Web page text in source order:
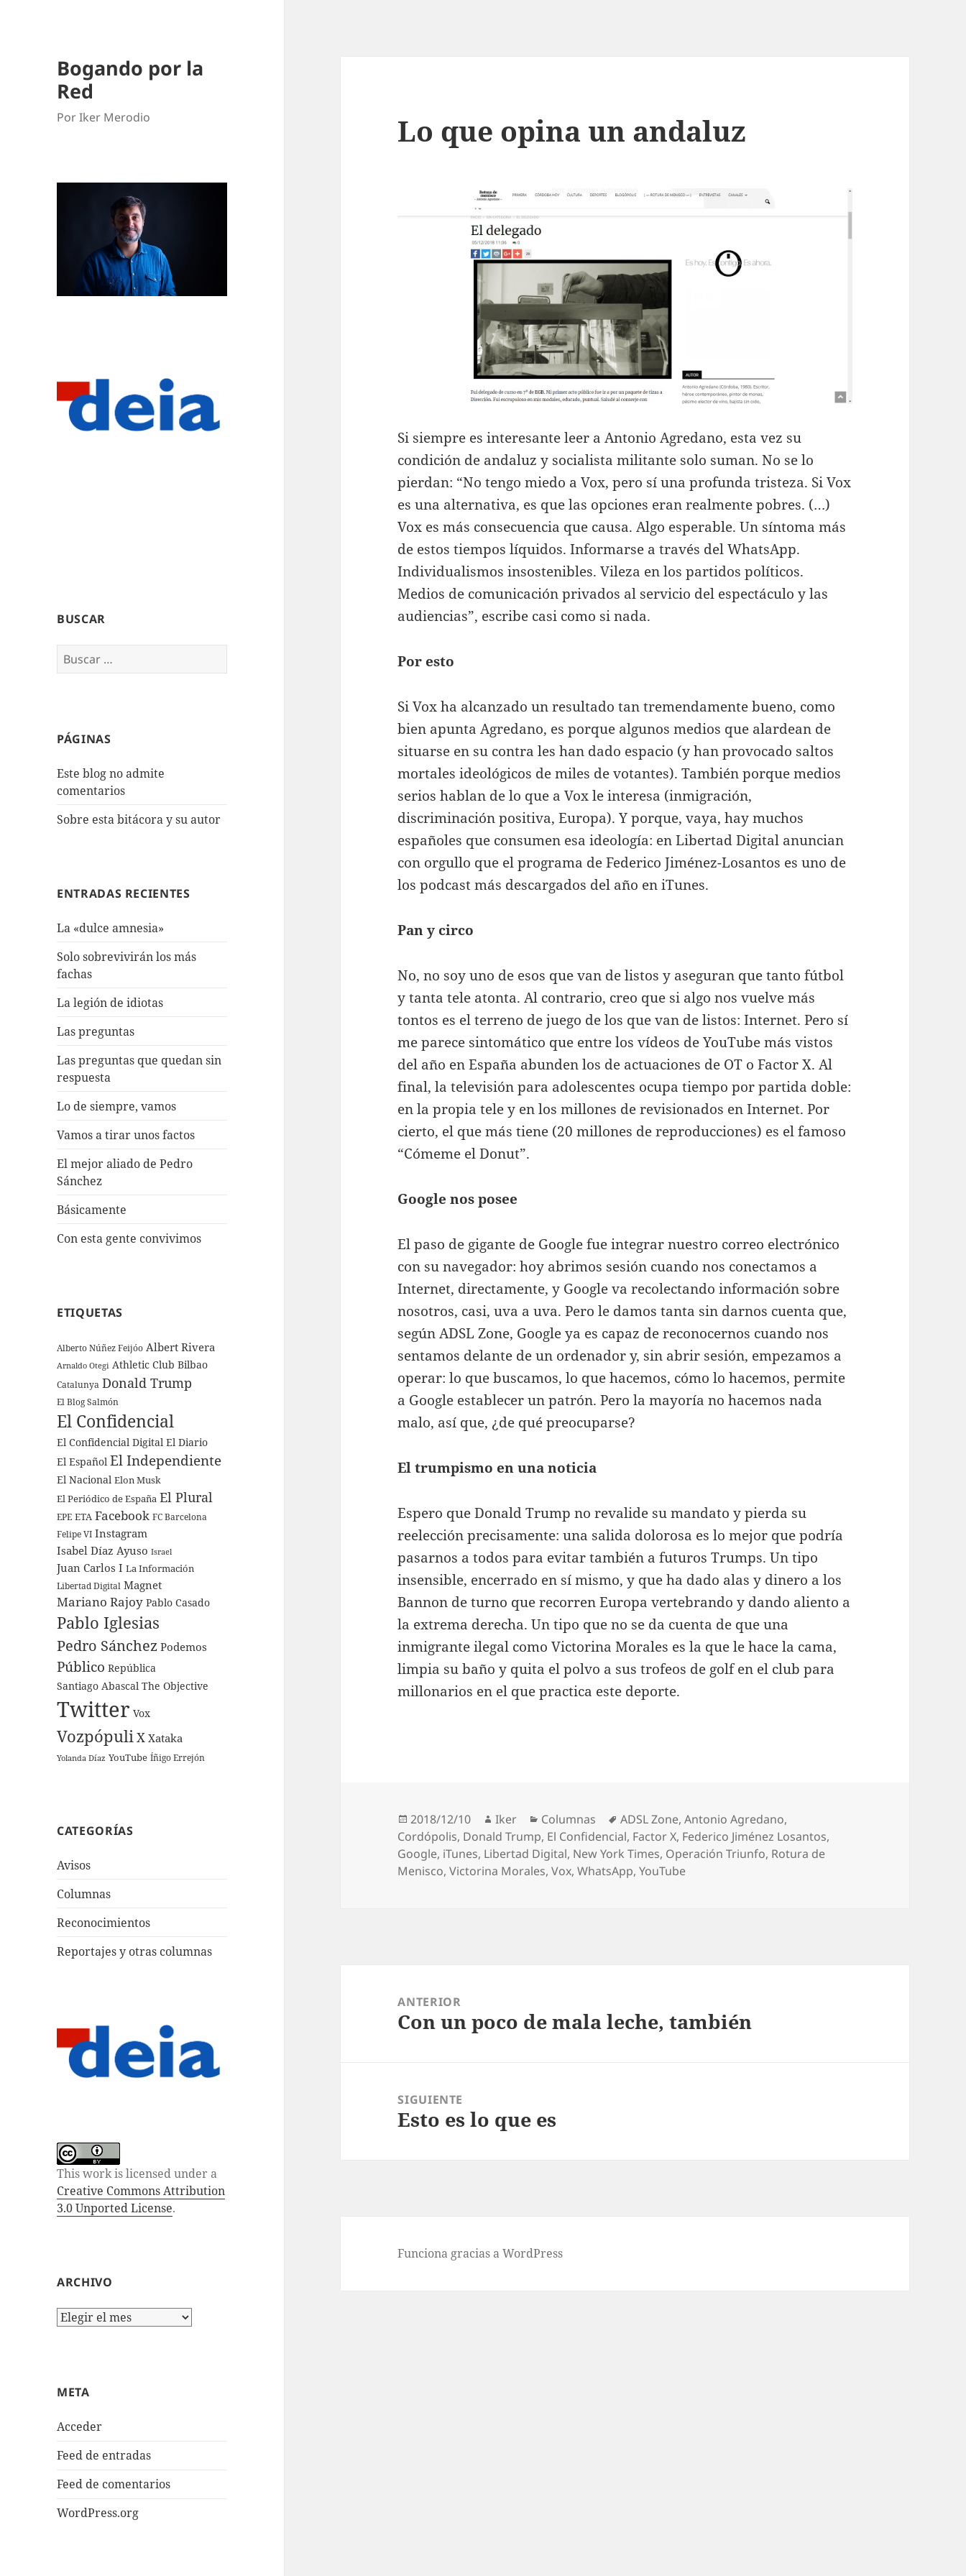
Bogando por la
Red
Por Iker Merodio
BUSCAR
Buscar:
PÁGINAS
Este blog no admite
comentarios
Sobre esta bitácora y su autor
ENTRADAS RECIENTES
La «dulce amnesia»
Solo sobrevivirán los más
fachas
La legión de idiotas
Las preguntas
Las preguntas que quedan sin
respuesta
Lo de siempre, vamos
Vamos a tirar unos factos
El mejor aliado de Pedro
Sánchez
Básicamente
Con esta gente convivimos
ETIQUETAS
Alberto Núñez Feijóo Albert Rivera
Arnaldo Otegi Athletic Club Bilbao
Catalunya Donald Trump
El Blog Salmón
El Confidencial
El Confidencial Digital El Diario
El Español El Independiente
El Nacional Elon Musk
El Periódico de España El Plural
EPE ETA Facebook FC Barcelona
Felipe VI Instagram
Isabel Díaz Ayuso Israel
Juan Carlos I La Información
Libertad Digital Magnet
Mariano Rajoy Pablo Casado
Pablo Iglesias
Pedro Sánchez Podemos
Público República
Santiago Abascal The Objective
Twitter Vox
Vozpópuli X Xataka
Yolanda Díaz YouTube Íñigo Errejón
CATEGORÍAS
Avisos
Columnas
Reconocimientos
Reportajes y otras columnas
This work is licensed under a
Creative Commons Attribution
3.0 Unported License.
ARCHIVO
Archivo
META
Acceder
Feed de entradas
Feed de comentarios
WordPress.org
Lo que opina un andaluz
Si siempre es interesante leer a Antonio Agredano, esta vez su
condición de andaluz y socialista militante solo suman. No se lo
pierdan: “No tengo miedo a Vox, pero sí una profunda tristeza. Si Vox
es una alternativa, es que las opciones eran realmente pobres. (…)
Vox es más consecuencia que causa. Algo esperable. Un síntoma más
de estos tiempos líquidos. Informarse a través del WhatsApp.
Individualismos insostenibles. Vileza en los partidos políticos.
Medios de comunicación privados al servicio del espectáculo y las
audiencias”, escribe casi como si nada.
Por esto
Si Vox ha alcanzado un resultado tan tremendamente bueno, como
bien apunta Agredano, es porque algunos medios que alardean de
situarse en su contra les han dado espacio (y han provocado saltos
mortales ideológicos de miles de votantes). También porque medios
serios hablan de lo que a Vox le interesa (inmigración,
discriminación positiva, Europa). Y porque, vaya, hay muchos
españoles que consumen esa ideología: en Libertad Digital anuncian
con orgullo que el programa de Federico Jiménez-Losantos es uno de
los podcast más descargados del año en iTunes.
Pan y circo
No, no soy uno de esos que van de listos y aseguran que tanto fútbol
y tanta tele atonta. Al contrario, creo que si algo nos vuelve más
tontos es el terreno de juego de los que van de listos: Internet. Pero sí
me parece sintomático que entre los vídeos de YouTube más vistos
del año en España abunden los de actuaciones de OT o Factor X. Al
final, la televisión para adolescentes ocupa tiempo por partida doble:
en la propia tele y en los millones de revisionados en Internet. Por
cierto, el que más tiene (20 millones de reproducciones) es el famoso
“Cómeme el Donut”.
Google nos posee
El paso de gigante de Google fue integrar nuestro correo electrónico
con su navegador: hoy abrimos sesión cuando nos conectamos a
Internet, directamente, y Google va recolectando información sobre
nosotros, casi, uva a uva. Pero le damos tanta sin darnos cuenta que,
según ADSL Zone, Google ya es capaz de reconocernos cuando nos
sentamos delante de un ordenador y, sin abrir sesión, empezamos a
operar: lo que buscamos, lo que hacemos, cómo lo hacemos, permite
a Google establecer un patrón. Pero la mayoría no hacemos nada
malo, así que, ¿de qué preocuparse?
El trumpismo en una noticia
Espero que Donald Trump no revalide su mandato y pierda su
reelección precisamente: una salida dolorosa es lo mejor que podría
pasarnos a todos para evitar también a futuros Trumps. Un tipo
insensible, encerrado en sí mismo, y que ha dado alas y dinero a los
Bannon de turno que recorren Europa vertebrando y dando aliento a
la extrema derecha. Un tipo que no se da cuenta de que una
inmigrante ilegal como Victorina Morales es la que le hace la cama,
limpia su baño y quita el polvo a sus trofeos de golf en el club para
millonarios en el que practica este deporte.
Publicado
el
2018/12/10 Autor
Iker Categorías
Columnas Etiquetas
ADSL Zone,Antonio Agredano,
Cordópolis, Donald Trump, El Confidencial, Factor X, Federico Jiménez Losantos,
Google, iTunes, Libertad Digital, New York Times, Operación Triunfo, Rotura de
Menisco,Victorina Morales,Vox,WhatsApp,YouTube
entradas
ANTERIOR
Entrada
Con un poco de mala leche, también
SIGUIENTE
Entrada
Esto es lo que es
Funciona gracias a WordPress